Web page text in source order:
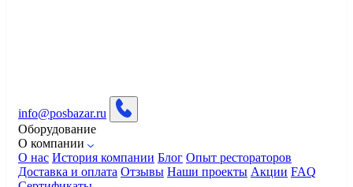
info@posbazar.ru
Оборудование
О компании
О нас История компании Блог Опыт рестораторов
Доставка и оплата Отзывы Наши проекты Акции FAQ